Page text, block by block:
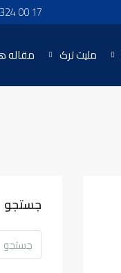
00 17
ملیت ترک مقاله
جستجو